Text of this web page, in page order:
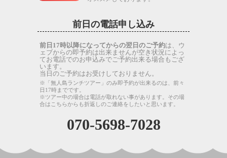
前日の電話申し込み
前日17時以降になってからの翌日のご予約は、ウ
ェブからの即予約は出来ませんが空き状況によっ
てお電話でのお申込みでご予約出来る場合もござ
います。
当日のご予約はお受けしておりません。
※「無人島ランチツアー」のみ即予約が出来るのは、前々
日17時までです。
※ツアー中の場合は電話が取れない事があります。その場
合はこちらからも折返しのご連絡をしたいと思います。
070-5698-7028